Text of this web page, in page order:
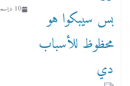
10 ديسمبر، 2023